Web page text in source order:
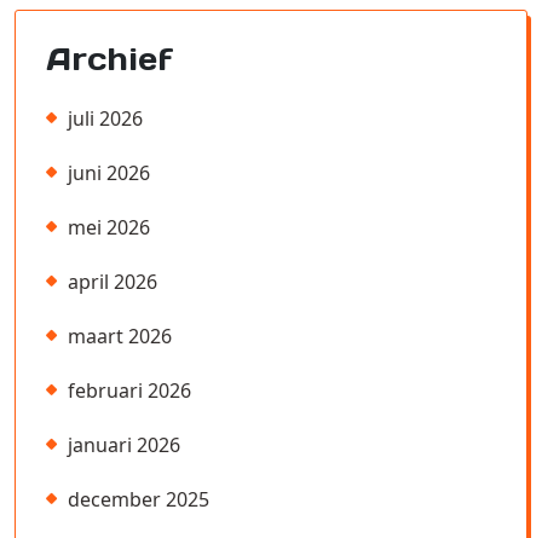
Archief
juli 2026
juni 2026
mei 2026
april 2026
maart 2026
februari 2026
januari 2026
december 2025